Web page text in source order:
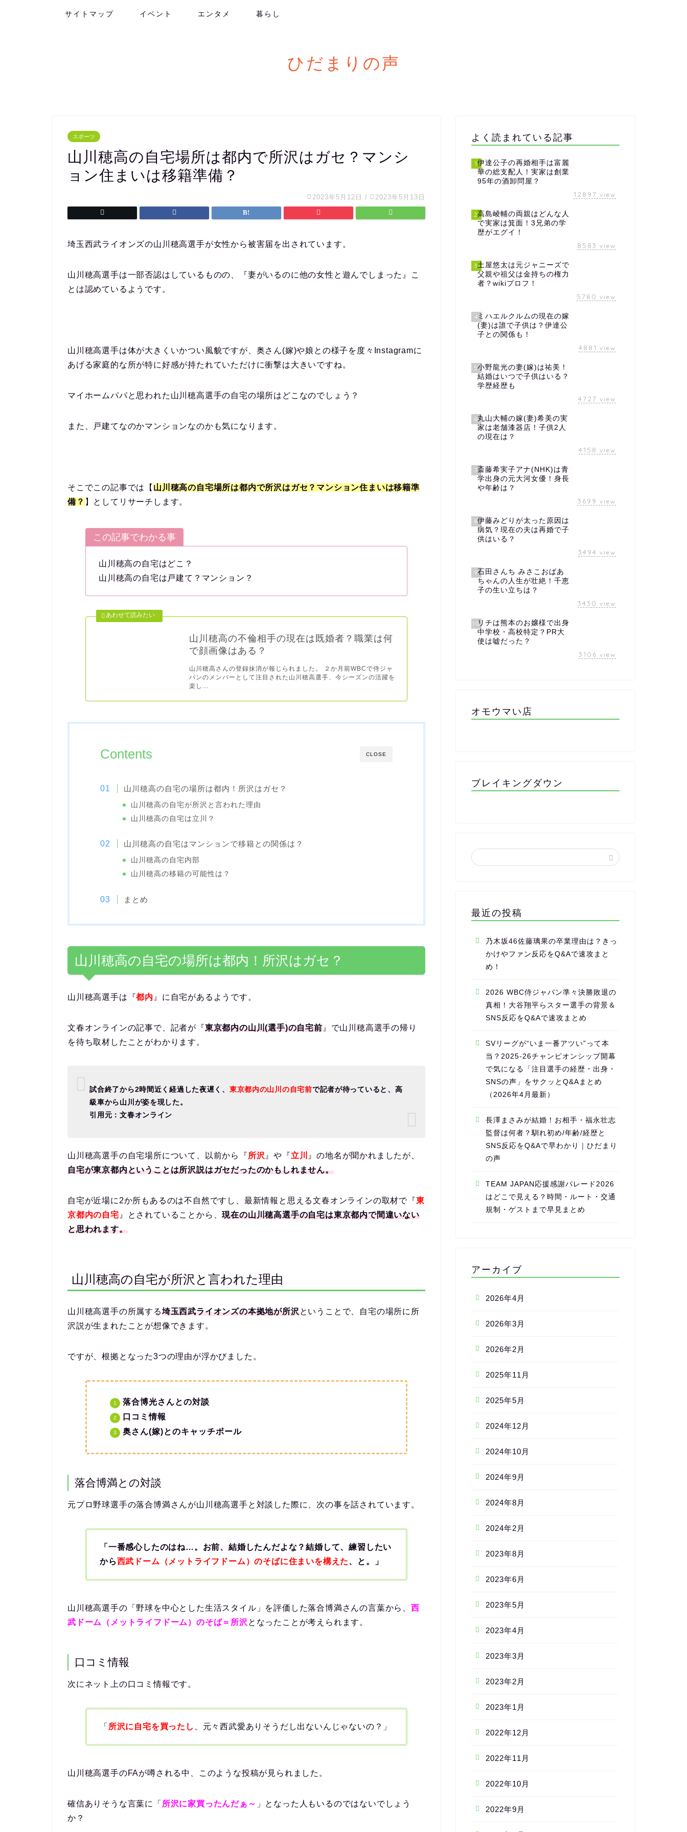
サイトマップ イベント エンタメ 暮らし
ひだまりの声
スポーツ
山川穂高の自宅場所は都内で所沢はガセ？マンシ
ョン住まいは移籍準備？
2023年5月12日 / 2023年5月13日
埼玉西武ライオンズの山川穂高選手が女性から被害届を出されています。
山川穂高選手は一部否認はしているものの、『妻がいるのに他の女性と遊んでしまった』こ
とは認めているようです。
山川穂高選手は体が大きくいかつい風貌ですが、奥さん(嫁)や娘との様子を度々Instagramに
あげる家庭的な所が特に好感が持たれていただけに衝撃は大きいですね。
マイホームパパと思われた山川穂高選手の自宅の場所はどこなのでしょう？
また、戸建てなのかマンションなのかも気になります。
そこでこの記事では【 山川穂高の自宅場所は都内で所沢はガセ？マンション住まいは移籍準
備？ 】としてリサーチします。
この記事でわかる事
山川穂高の自宅はどこ？
山川穂高の自宅は戸建て？マンション？
山川穂高の不倫相手の現在は既婚者？職業は何
で顔画像はある？
山川穂高さんの登録抹消が報じられました。 ２か月前WBCで侍ジャ
パンのメンバーとして注目された山川穂高選手、今シーズンの活躍を
楽し...
CLOSE
Contents
山川穂高の自宅の場所は都内！所沢はガセ？
山川穂高の自宅が所沢と言われた理由
山川穂高の自宅は立川？
山川穂高の自宅はマンションで移籍との関係は？
山川穂高の自宅内部
山川穂高の移籍の可能性は？
まとめ
山川穂高の自宅の場所は都内！所沢はガセ？
山川穂高選手は『都内 』に自宅があるようです。
文春オンラインの記事で、記者が『東京都内の山川(選手)の自宅前』で山川穂高選手の帰り
を待ち取材したことがわかります。
試合終了から2時間近く経過した夜遅く、 東京都内の山川の自宅前で記者が待っていると、高
級車から山川が姿を現した。
引用元：文春オンライン
山川穂高選手の自宅場所について、以前から『所沢 』や『立川
』の地名が聞かれましたが、
自宅が東京都内ということは所沢説はガセだったのかもしれません。
自宅が近場に2か所もあるのは不自然ですし、最新情報と思える文春オンラインの取材で『東
京都内の自宅 』とされていることから、現在の山川穂高選手の自宅は東京都内で間違いない
と思われます。
山川穂高の自宅が所沢と言われた理由
山川穂高選手の所属する埼玉西武ライオンズの本拠地が所沢ということで、自宅の場所に所
沢説が生まれたことが想像できます。
ですが、根拠となった3つの理由が浮かびました。
落合博光さんとの対談
口コミ情報
奥さん(嫁)とのキャッチボール
落合博満との対談
元プロ野球選手の落合博満さんが山川穂高選手と対談した際に、次の事を話されています。
「一番感心したのはね…。お前、結婚したんだよな？結婚して、練習したい
から西武ドーム（メットライフドーム）のそばに住まいを構えた、と。」
山川穂高選手の「野球を中心とした生活スタイル」を評価した落合博満さんの言葉から、西
武ドーム（メットライフドーム）のそば＝所沢 となったことが考えられます。
口コミ情報
次にネット上の口コミ情報です。
「 所沢に自宅を買ったし 、元々西武愛ありそうだし出ないんじゃないの？」
山川穂高選手のFAが噂される中、このような投稿が見られました。
確信ありそうな言葉に「 所沢に家買ったんだぁ～ 」となった人もいるのではないでしょう
か？
よく読まれている記事
1伊達公子の再婚相手は富麗
華の総支配人！実家は創業
95年の酒卸問屋？
12897 view
2高島崚輔の両親はどんな人
で実家は箕面！3兄弟の学
歴がエグイ！
8583 view
3土屋悠太は元ジャニーズで
父親や祖父は金持ちの権力
者？wikiプロフ！
5780 view
4ミハエルクルムの現在の嫁
(妻)は誰で子供は？伊達公
子との関係も！
4881 view
5小野龍光の妻(嫁)は祐美！
結婚はいつで子供はいる？
学歴経歴も
4727 view
6丸山大輔の嫁(妻)希美の実
家は老舗漆器店！子供2人
の現在は？
4158 view
7斎藤希実子アナ(NHK)は青
学出身の元大河女優！身長
や年齢は？
3699 view
8伊藤みどりが太った原因は
病気？現在の夫は再婚で子
供はいる？
3494 view
9石田さんち みさこおばあ
ちゃんの人生が壮絶！千恵
子の生い立ちは？
3430 view
10リチは熊本のお嬢様で出身
中学校・高校特定？PR大
使は嘘だった？
3106 view
オモウマい店
ブレイキングダウン
最近の投稿
乃木坂46佐藤璃果の卒業理由は？きっ
かけやファン反応をQ&Aで速攻まと
め！
2026 WBC侍ジャパン準々決勝敗退の
真相！大谷翔平らスター選手の背景＆
SNS反応をQ&Aで速攻まとめ
SVリーグが“いま一番アツい”って本
当？2025-26チャンピオンシップ開幕
で気になる「注目選手の経歴・出身・
SNSの声」をサクッとQ&Aまとめ
（2026年4月最新）
長澤まさみが結婚！お相手・福永壮志
監督は何者？馴れ初め/年齢/経歴と
SNS反応をQ&Aで早わかり｜ひだまり
の声
TEAM JAPAN応援感謝パレード2026
はどこで見える？時間・ルート・交通
規制・ゲストまで早見まとめ
アーカイブ
2026年4月
2026年3月
2026年2月
2025年11月
2025年5月
2024年12月
2024年10月
2024年9月
2024年8月
2024年2月
2023年8月
2023年6月
2023年5月
2023年4月
2023年3月
2023年2月
2023年1月
2022年12月
2022年11月
2022年10月
2022年9月